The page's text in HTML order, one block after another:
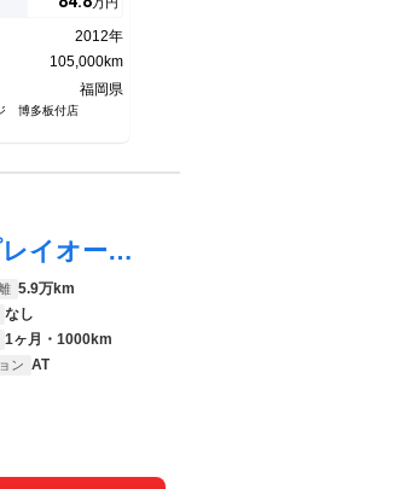
2012年
105,000km
福岡県
博多板付店
ジムニー ４ＷＤ ＸＣ 新品タイヤ／保証書／ディスプレイオーディオ／デュアルカメラブレーキサポート（スズキ）／シートヒーター 前席／車線逸脱防止支援システム／ヘッドランプ ＬＥＤ／Ｂｌｕｅｔｏｏｔｈ接続／ＥＴＣ
5.9万km
なし
1ヶ月・1000km
ン AT